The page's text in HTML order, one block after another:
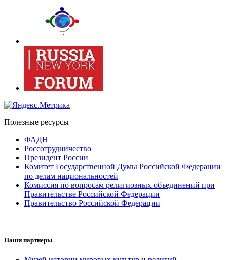
Полезные ресурсы
ФАДН
Россотрудничество
Президент России
Комитет Государственной Думы Российской Федерации
по делам национальностей
Комиссия по вопросам религиозных объединений при
Правительстве Российской Федерации
Правительство Российской Федерации
Наши партнеры